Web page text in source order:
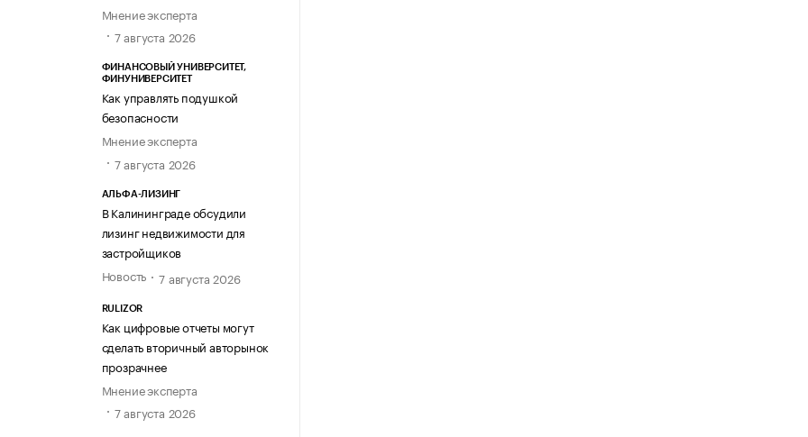
Мнение эксперта
7 августа 2026
ФИНАНСОВЫЙ УНИВЕРСИТЕТ,
ФИНУНИВЕРСИТЕТ
Как управлять подушкой
безопасности
Мнение эксперта
7 августа 2026
АЛЬФА-ЛИЗИНГ
В Калининграде обсудили
лизинг недвижимости для
застройщиков
Новость
7 августа 2026
RULIZOR
Как цифровые отчеты могут
сделать вторичный авторынок
прозрачнее
Мнение эксперта
7 августа 2026